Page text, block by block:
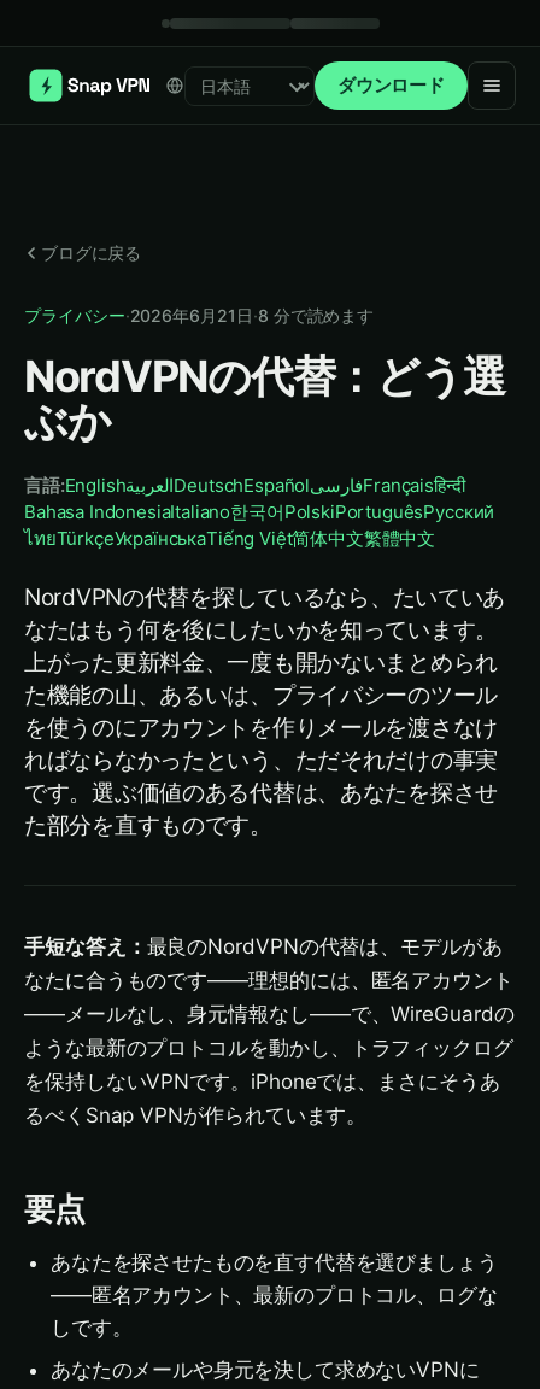
Select language ダウンロード
ブログに戻る
プライバシー·2026年6月21日·8 分で読めます
NordVPNの代替：どう選
ぶか
言語:EnglishالعربيةDeutschEspañolفارسیFrançaisहिन्दी
Bahasa IndonesiaItaliano한국어PolskiPortuguêsРусский
ไทยTürkçeУкраїнськаTiếng Việt简体中文繁體中文
NordVPNの代替を探しているなら、たいていあ
なたはもう何を後にしたいかを知っています。
上がった更新料金、一度も開かないまとめられ
た機能の山、あるいは、プライバシーのツール
を使うのにアカウントを作りメールを渡さなけ
ればならなかったという、ただそれだけの事実
です。選ぶ価値のある代替は、あなたを探させ
た部分を直すものです。
手短な答え： 最良のNordVPNの代替は、モデルがあ
なたに合うものです——理想的には、匿名アカウント
——メールなし、身元情報なし——で、WireGuardの
ような最新のプロトコルを動かし、トラフィックログ
を保持しないVPNです。iPhoneでは、まさにそうあ
るべくSnap VPNが作られています。
要点
あなたを探させたものを直す代替を選びましょう
——匿名アカウント、最新のプロトコル、ログな
しです。
あなたのメールや身元を決して求めないVPNに